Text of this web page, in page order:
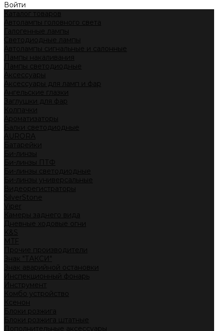
Войти
Каталог товаров
Автолампы головного света
Галогенные лампы
Светодиодные лампы
Автолампы сигнальные и салонные
Лампы накаливания
Лампы светодиодные
Аксессуары
Аксессуары для ламп и фар
Ангельские глазки
Заглушки для фар
Колпачки
Ароматизаторы
Балки светодиодные
AURORA
Батарейки
Би-линзы
Би-линзы ПТФ
Би-линзы светодиодные
Би-линзы универсальные
Видеорегистраторы
SilverStone
Viper
Камеры заднего вида
Дневные ходовые огни
K&S
MTF
Прочие производители
Знак "ТАКСИ"
Знак аварийной остановки
Инспекционный фонарь
Инструмент
Комбо устройство
Ксенон
Блоки розжига
Блоки розжига штатные
Дополнительные аксессуары